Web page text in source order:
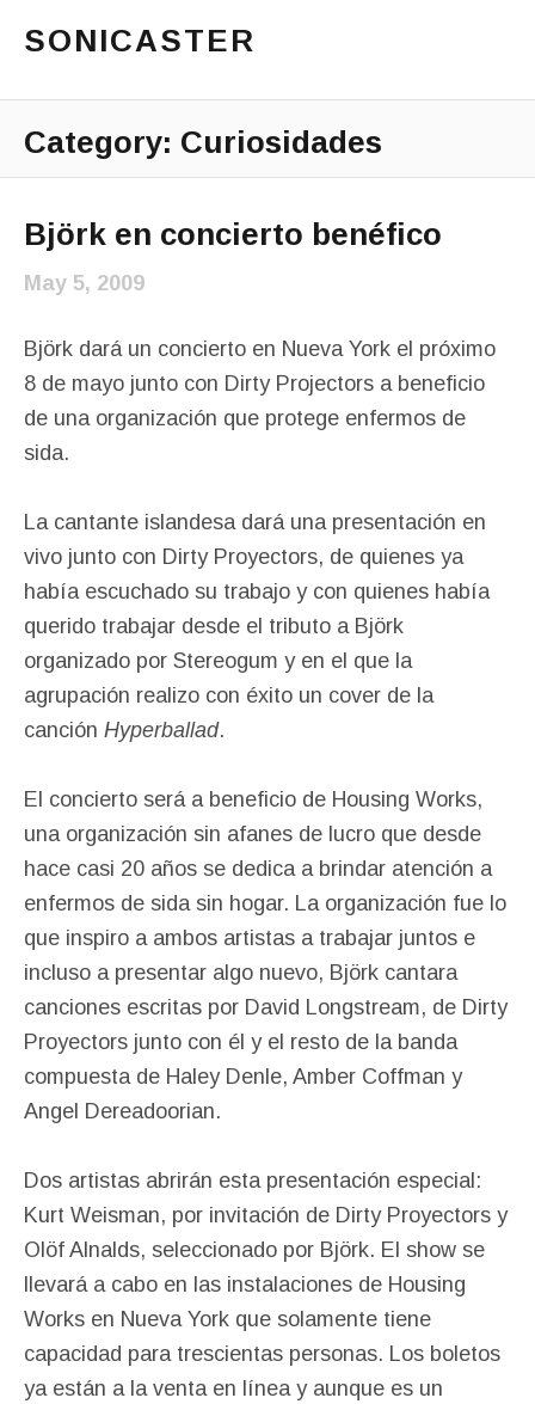
SONICASTER
Main Menu
Category: Curiosidades
Björk en concierto benéfico
May 5, 2009
Björk dará un concierto en Nueva York el próximo
8 de mayo junto con Dirty Projectors a beneficio
de una organización que protege enfermos de
sida.
La cantante islandesa dará una presentación en
vivo junto con Dirty Proyectors, de quienes ya
había escuchado su trabajo y con quienes había
querido trabajar desde el tributo a Björk
organizado por Stereogum y en el que la
agrupación realizo con éxito un cover de la
canción Hyperballad.
El concierto será a beneficio de Housing Works,
una organización sin afanes de lucro que desde
hace casi 20 años se dedica a brindar atención a
enfermos de sida sin hogar. La organización fue lo
que inspiro a ambos artistas a trabajar juntos e
incluso a presentar algo nuevo, Björk cantara
canciones escritas por David Longstream, de Dirty
Proyectors junto con él y el resto de la banda
compuesta de Haley Denle, Amber Coffman y
Angel Dereadoorian.
Dos artistas abrirán esta presentación especial:
Kurt Weisman, por invitación de Dirty Proyectors y
Olöf Alnalds, seleccionado por Björk. El show se
llevará a cabo en las instalaciones de Housing
Works en Nueva York que solamente tiene
capacidad para trescientas personas. Los boletos
ya están a la venta en línea y aunque es un